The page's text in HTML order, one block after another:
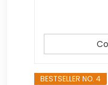
BESTSELLER NO. 4